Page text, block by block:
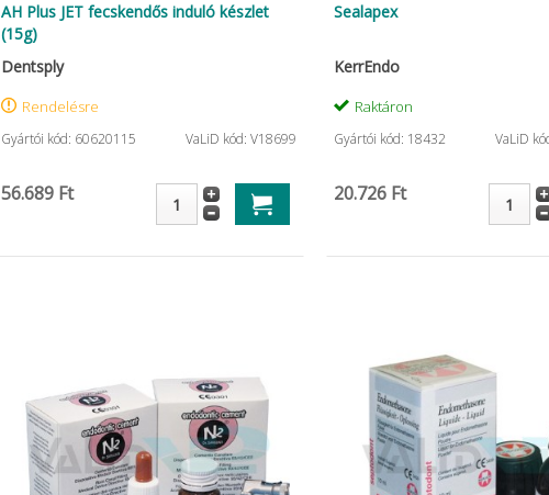
AH Plus JET fecskendős induló készlet
(15g)
Dentsply
Rendelésre
Gyártói kód: 60620115 VaLiD kód: V18699
56.689 Ft
Sealapex
KerrEndo
Raktáron
Gyártói kód: 18432 VaLiD
20.726 Ft